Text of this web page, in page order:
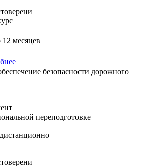
месяцев
безопасности дорожного
переподготовке